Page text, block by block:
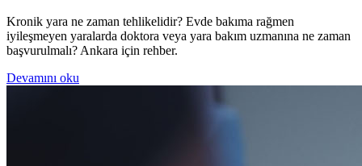
Kronik yara ne zaman tehlikelidir? Evde bakıma rağmen
iyileşmeyen yaralarda doktora veya yara bakım uzmanına ne zaman
başvurulmalı? Ankara için rehber.
Devamını oku